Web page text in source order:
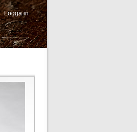
Logga in